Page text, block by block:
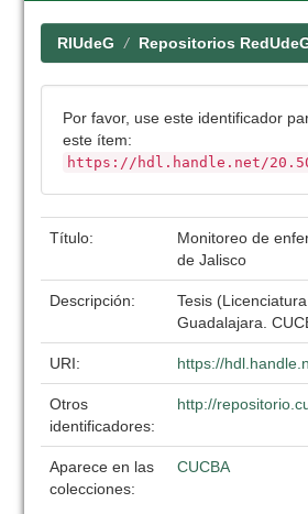
RIUdeG Repositorios
Por favor, use este identificador
este ítem:
https://hdl.handle.net/
Título:
Monitoreo de
de Jalisco
Descripción:
Tesis
Guadalajara.
URI: https://
Otros
identificadores:
http://
Aparece en las
colecciones:
CUCBA